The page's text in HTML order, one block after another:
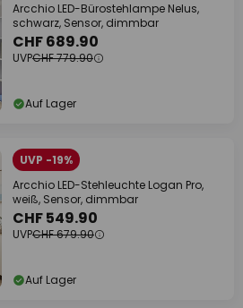
Arcchio LED-Bürostehlampe Nelus,
schwarz, Sensor, dimmbar
CHF 689.90
UVPCHF 779.90
Auf Lager
UVP -19%
Arcchio LED-Stehleuchte Logan Pro,
weiß, Sensor, dimmbar
CHF 549.90
UVPCHF 679.90
Auf Lager